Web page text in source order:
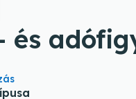
és